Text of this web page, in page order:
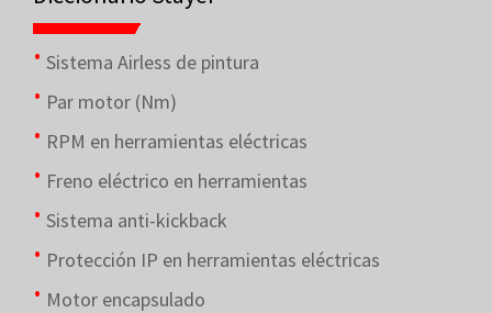
Sistema Airless de pintura
Par motor (Nm)
RPM en herramientas eléctricas
Freno eléctrico en herramientas
Sistema anti-kickback
Protección IP en herramientas eléctricas
Motor encapsulado